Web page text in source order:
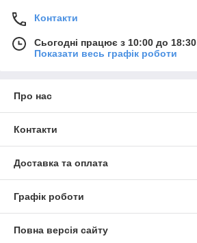
Контакти
Сьогодні працює з 10:00 до 18:30
Показати весь графік роботи
Про нас
Контакти
Доставка та оплата
Графік роботи
Повна версія сайту